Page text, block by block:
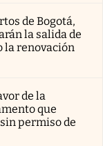
de Bogotá,
la salida de
la renovación
de la
que
permiso de